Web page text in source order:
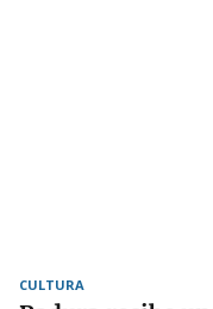
CULTURA